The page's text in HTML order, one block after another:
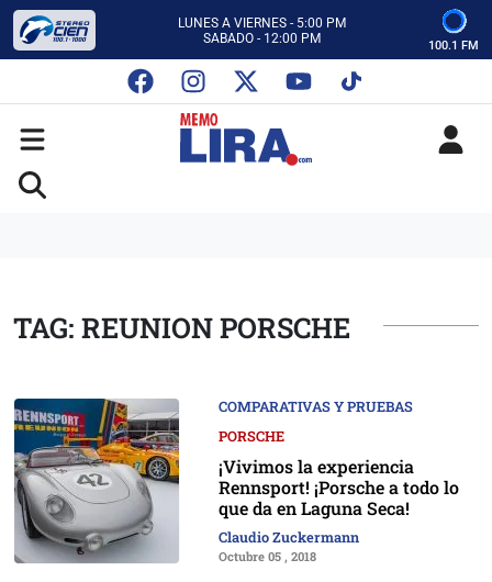
LUNES A VIERNES - 5:00 PM
SABADO - 12:00 PM
CON MEMO LIRA Y SU EQUIPO
LUNES A VIERNES - 5:00 PM
SABADO - 12:00 PM
100.1 FM
TAG: REUNION PORSCHE
COMPARATIVAS Y PRUEBAS
PORSCHE
¡Vivimos la experiencia
Rennsport! ¡Porsche a todo lo
que da en Laguna Seca!
Claudio Zuckermann
Octubre 05 , 2018